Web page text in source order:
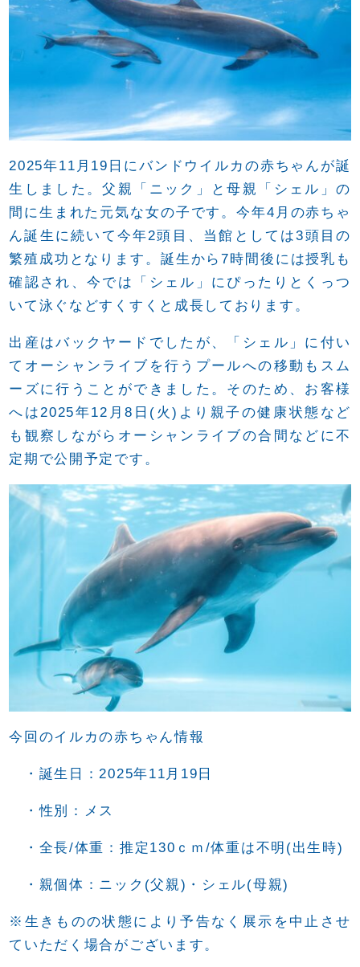
o
o
2025年11月19日にバンドウイルカの赤ちゃんが誕
生しました。父親「ニック」と母親「シェル」の
間に生まれた元気な女の子です。今年4月の赤ちゃ
ん誕生に続いて今年2頭目、当館としては3頭目の
繁殖成功となります。誕生から7時間後には授乳も
確認され、今では「シェル」にぴったりとくっつ
いて泳ぐなどすくすくと成長しております。
出産はバックヤードでしたが、「シェル」に付い
てオーシャンライブを行うプールへの移動もスム
ーズに行うことができました。そのため、お客様
へは2025年12月8日(火)より親子の健康状態など
も観察しながらオーシャンライブの合間などに不
定期で公開予定です。
今回のイルカの赤ちゃん情報
・誕生日：2025年11月19日
・性別：メス
・全長/体重：推定130ｃｍ/体重は不明(出生時)
・親個体：ニック(父親)・シェル(母親)
※生きものの状態により予告なく展示を中止させ
ていただく場合がございます。